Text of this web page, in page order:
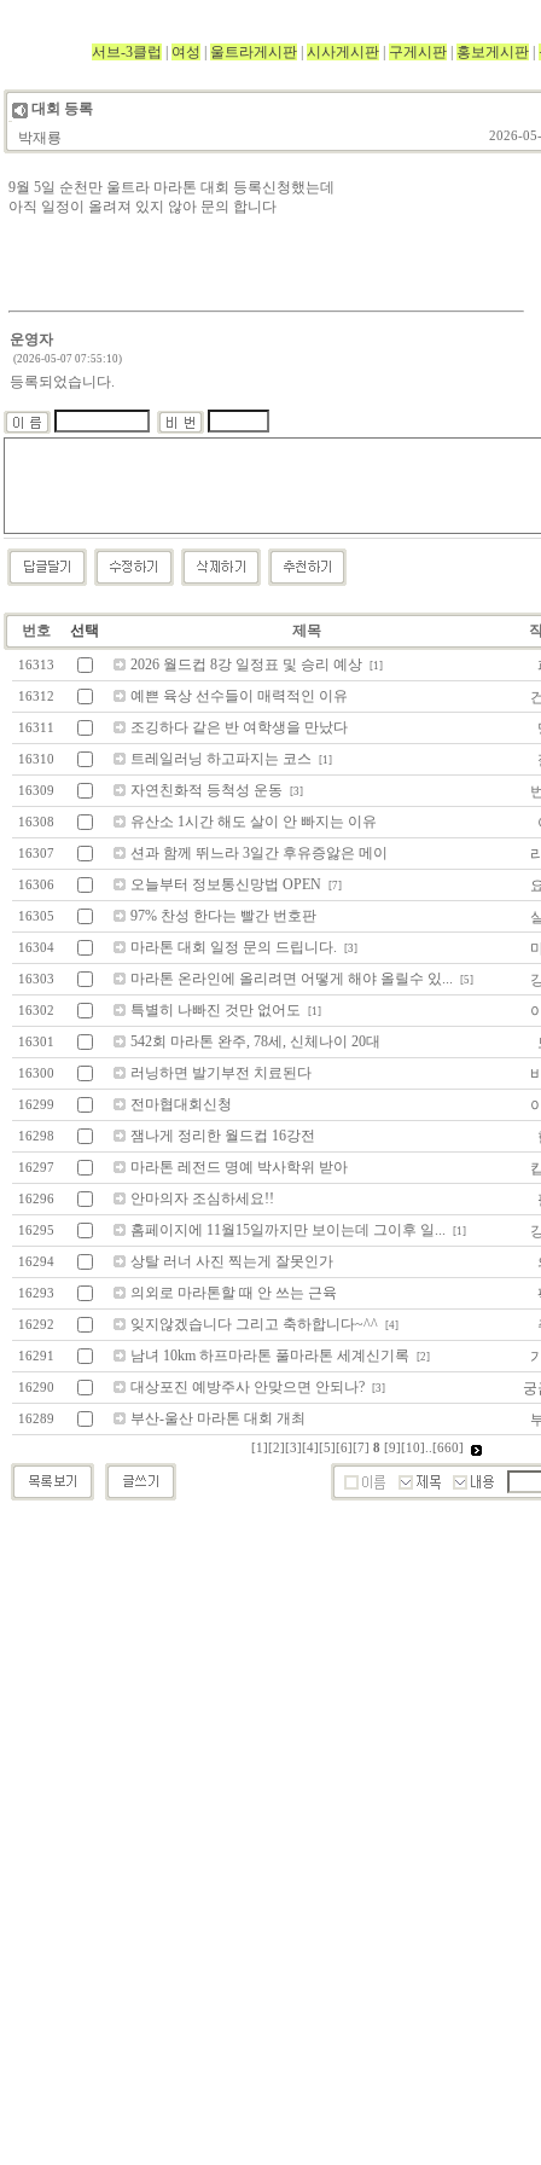
서브-3클럽 여성 울트라게시판 시사게시판 구게시판 홍보게시판
대회 등록
박재룡
2026-
9월 5일 순천만 울트라 마라톤 대회 등록신청했는데
아직 일정이 올려져 있지 않아 문의 합니다
운영자
(2026-05-07 07:55:10)
등록되었습니다.
번호 선택 제목
16313 2026 월드컵 8강 일정표 및 승리 예상 [1]
16312 예쁜 육상 선수들이 매력적인 이유
16311 조깅하다 같은 반 여학생을 만났다
16310 트레일러닝 하고파지는 코스 [1]
16309 자연친화적 등척성 운동 [3]
16308 유산소 1시간 해도 살이 안 빠지는 이유
16307 션과 함께 뛰느라 3일간 후유증앓은 메이
16306 오늘부터 정보통신망법 OPEN [7]
16305 97% 찬성 한다는 빨간 번호판
16304 마라톤 대회 일정 문의 드립니다. [3]
16303 마라톤 온라인에 올리려면 어떻게 해야 올릴수 있... [5]
16302 특별히 나빠진 것만 없어도 [1]
16301 542회 마라톤 완주, 78세, 신체나이 20대
16300 러닝하면 발기부전 치료된다
16299 전마협대회신청
16298 잼나게 정리한 월드컵 16강전
16297 마라톤 레전드 명예 박사학위 받아
16296 안마의자 조심하세요!!
16295 홈페이지에 11월15일까지만 보이는데 그이후 일... [1]
16294 상탈 러너 사진 찍는게 잘못인가
16293 의외로 마라톤할 때 안 쓰는 근육
16292 잊지않겠습니다 그리고 축하합니다~^^ [4]
16291 남녀 10km 하프마라톤 풀마라톤 세계신기록 [2]
16290 대상포진 예방주사 안맞으면 안되나? [3] 궁
16289 부산-울산 마라톤 대회 개최
[1] [2] [3] [4] [5] [6] [7] 8 [9] [10] [660]